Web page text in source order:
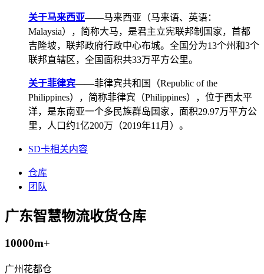
关于马来西亚——马来西亚（马来语、英语：
Malaysia），简称大马，是君主立宪联邦制国家，首都
吉隆坡，联邦政府行政中心布城。全国分为13个州和3个
联邦直辖区，全国面积共33万平方公里。
关于菲律宾——菲律宾共和国（Republic of the
Philippines），简称菲律宾（Philippines），位于西太平
洋，是东南亚一个多民族群岛国家，面积29.97万平方公
里，人口约1亿200万（2019年11月）。
SD卡相关内容
仓库
团队
广东智慧物流收货仓库
10000m+
广州花都仓